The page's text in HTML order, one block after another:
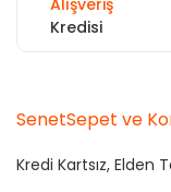
Kredisi
SenetSepet ve
Kredi Kartsız, Elden